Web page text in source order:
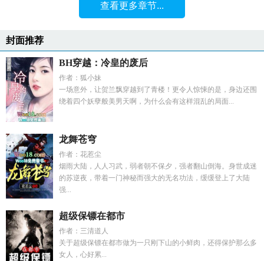
查看更多章节...
封面推荐
BH穿越：冷皇的废后
作者：狐小妹
一场意外，让贺兰飘穿越到了青楼！更令人惊悚的是，身边还围
绕着四个妖孽般美男天啊，为什么会有这样混乱的局面...
龙舞苍穹
作者：花惹尘
烟雨大陆，人人习武，弱者朝不保夕，强者翻山倒海。身世成迷
的苏逆夜，带着一门神秘而强大的无名功法，缓缓登上了大陆
强...
超级保镖在都市
作者：三清道人
关于超级保镖在都市做为一只刚下山的小鲜肉，还得保护那么多
女人，心好累...